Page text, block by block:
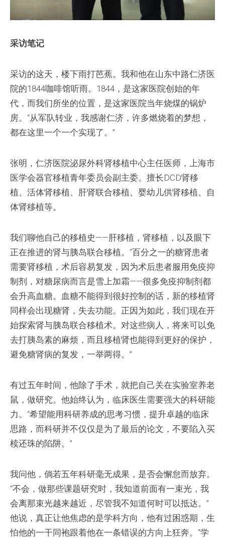
采访笔记
采访的这天，楼下雨打芭蕉。我和他在山东中路仁济医
院的1844咖啡馆听雨。1844，是这家医院创始的年
代，而我们所坐的位置，是这家医院当年烧煤的锅炉
房。“从军队转业，我感谢仁济，许多燃烧着的梦想，
都在这里一个一个实现了。”
张明，仁济医院泌尿外科肾移植中心主任医师，上海市
医学会器官移植青年委员会副主委。擅长DCD肾移
植、活体肾移植、肝肾联合移植、婴幼儿供肾移植、自
体肾移植等。
我们聊他自己的移植史——肝移植，肾移植，以及眼下
正在推进的肾与胰岛联合移植。“百分之一的糖肾患者
需要肾移植，术后容易复发，因为术后患者服用免疫抑
制剂，对糖尿病而言是雪上加霜——很多免疫抑制剂都
会升高血糖。血糖不能得到很好控制的话，新的移植肾
同样会出现糖肾，失去功能。正因为如此，我们现在开
始探索肾与胰岛联合移植术。对这些病人，将来可以免
去打胰岛素的麻烦，而且移植肾也能得到更好的保护，
避免糖肾病的复发，一举两得。”
有过五年时间，他除了手术，就把自己关在实验室养老
鼠，做研究。他始终认为，临床医生需要强大的科研能
力。“希望能用科研养成的思考习惯，提升卓越的临床
思路，而科研并不仅仅是为了最后的论文，不要陷入买
椟还珠的陷阱。”
我问他，倘若五年科研毫无成果，是否会懈怠而放弃。
“不会，做那些课题研究时，我知道前面有一束光，我
会离那束光越来越近，尽管我不知道何时可以抵达。”
他说，真正让他焦虑的是学科方向，他有过困惑期，生
怕他的一干同袍跟着他在一条错误的方向上狂奔。“学